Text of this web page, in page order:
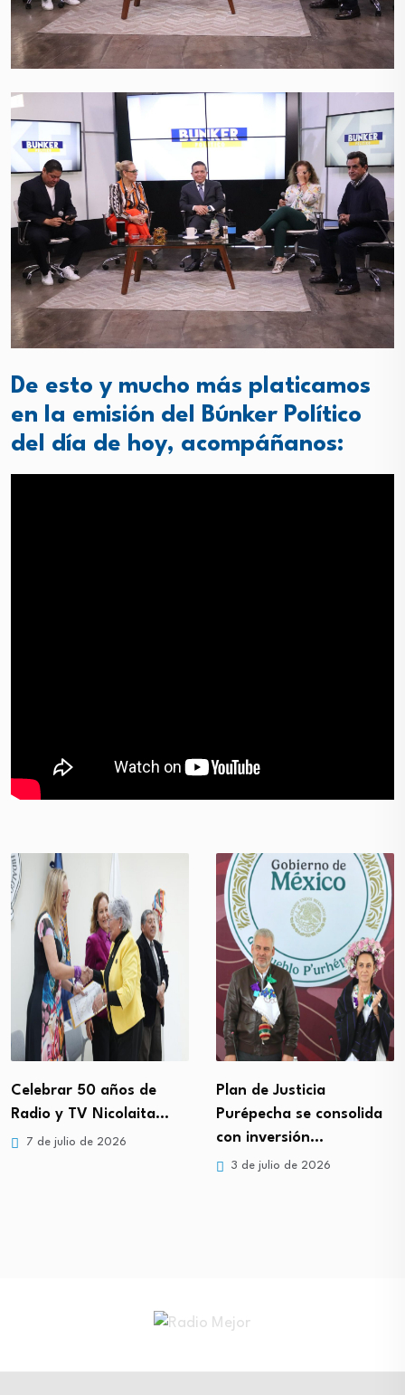
De esto y mucho más platicamos
en la emisión del Búnker Político
del día de hoy, acompáñanos:
Celebrar 50 años de
Radio y TV Nicolaita…
7 de julio de 2026
Plan de Justicia
Purépecha se consolida
con inversión…
3 de julio de 2026